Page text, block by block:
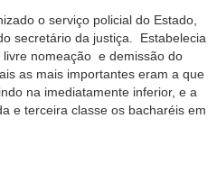
serviço policial do Estado,
secretário da justiça. Estabelecia
nomeação e demissão do
as mais importantes eram a que
na imediatamente inferior, e a
e terceira classe os bacharéis em